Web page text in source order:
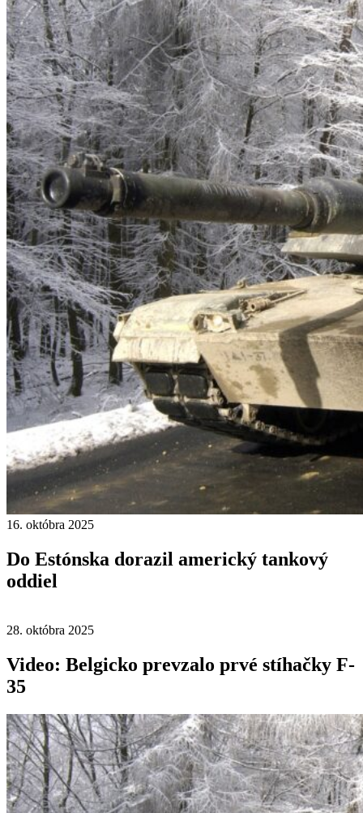
16. októbra 2025
Do Estónska dorazil americký tankový
oddiel
28. októbra 2025
Video: Belgicko prevzalo prvé stíhačky F-
35